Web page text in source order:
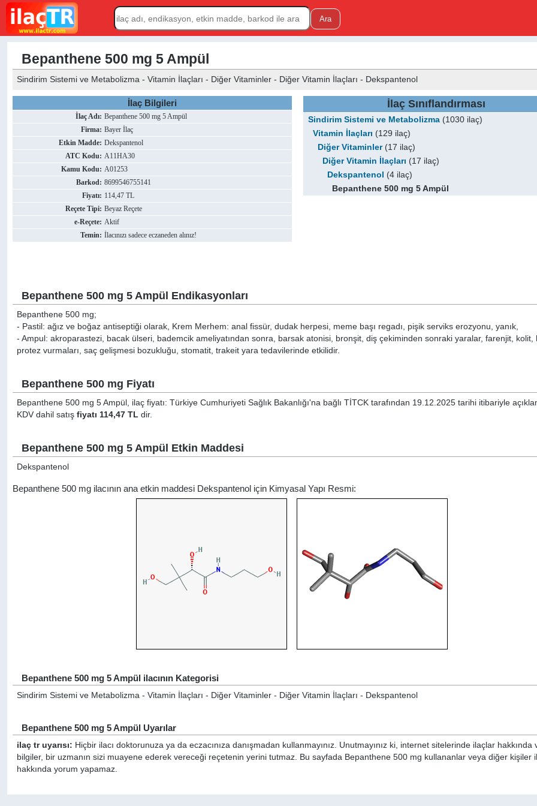
Bepanthene 500 mg 5 Ampül
Sindirim Sistemi ve Metabolizma - Vitamin İlaçları - Diğer Vitaminler - Diğer Vitamin İlaçları - Dekspantenol
İlaç Bilgileri
İlaç Adı: Bepanthene 500 mg 5 Ampül
Firma: Bayer İlaç
Etkin Madde: Dekspantenol
ATC Kodu: A11HA30
Kamu Kodu: A01253
Barkod: 8699546755141
Fiyatı: 114,47 TL
Reçete Tipi: Beyaz Reçete
e-Reçete: Aktif
Temin: İlacınızı sadece eczaneden alınız!
İlaç Sınıflandırması
Sindirim Sistemi ve Metabolizma (1030 ilaç)
Vitamin İlaçları (129 ilaç)
Diğer Vitaminler(17 ilaç)
Diğer Vitamin İlaçları (17 ilaç)
Dekspantenol
(4 ilaç)
Bepanthene 500 mg 5 Ampül
Bepanthene 500 mg 5 Ampül Endikasyonları
Bepanthene 500 mg;
- Pastil: ağız ve boğaz antiseptiği olarak, Krem Merhem: anal fissür, dudak herpesi, meme başı regadı, pişik serviks erozyonu, yanık,
- Ampul: akroparastezi, bacak ülseri, bademcik ameliyatından sonra, barsak atonisi, bronşit, diş çekiminden sonraki yaralar, farenjit, kolit,
protez vurmaları, saç gelişmesi bozukluğu, stomatit, trakeit yara tedavilerinde etkilidir.
Bepanthene 500 mg Fiyatı
Bepanthene 500 mg 5 Ampül, ilaç fiyatı: Türkiye Cumhuriyeti Sağlık Bakanlığı'na bağlı TİTCK tarafından 19.12.2025 tarihi itibariyle
KDV dahil satışfiyatı 114,47 TL dir.
Bepanthene 500 mg 5 Ampül Etkin Maddesi
Dekspantenol
Bepanthene 500 mg ilacının ana etkin maddesi Dekspantenol için Kimyasal Yapı Resmi:
Bepanthene 500 mg 5 Ampül ilacının Kategorisi
Sindirim Sistemi ve Metabolizma - Vitamin İlaçları - Diğer Vitaminler - Diğer Vitamin İlaçları - Dekspantenol
Bepanthene 500 mg 5 Ampül Uyarılar
ilaç tr uyarısı: Hiçbir ilacı doktorunuza ya da eczacınıza danışmadan kullanmayınız. Unutmayınız ki, internet sitelerinde ilaçlar hakkında
bilgiler, bir uzmanın sizi muayene ederek vereceği reçetenin yerini tutmaz. Bu sayfada Bepanthene 500 mg kullananlar veya diğer kişiler
hakkında yorum yapamaz.